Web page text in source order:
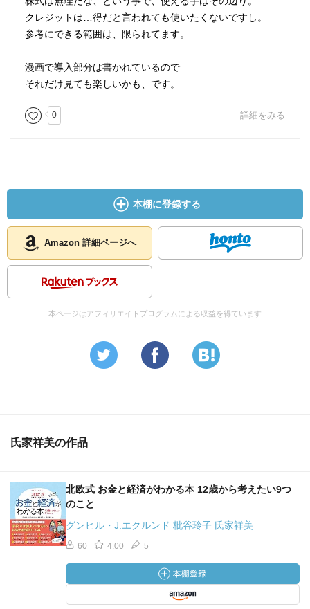
クレジットは…得だと言われても使いたくないですし。
参考にできる範囲は、限られてます。
漫画で導入部分は書かれているので
それだけ見ても楽しいかも、です。
0 詳細をみる
本棚に登録する
Amazon 詳細ページへ
本ページはアフィリエイトプログラムによる収益を得ています
氏家祥美の作品
北欧式 お金と経済がわかる本 12歳から考えたい9つ
のこと
グンヒル・J.エクルンド 枇谷玲子 氏家祥美
60 4.00 5